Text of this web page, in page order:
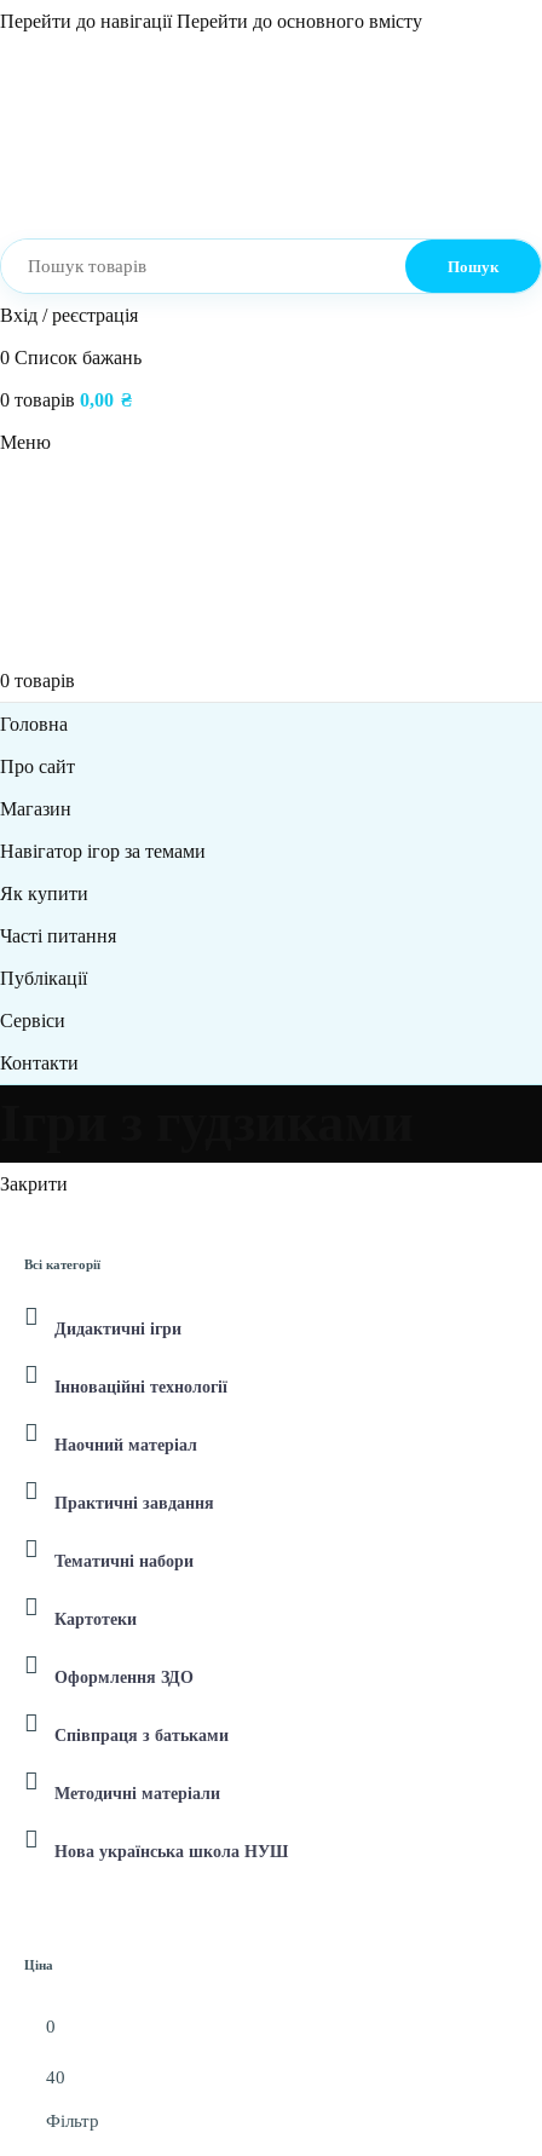
Перейти до навігаціїПерейти до основного вмісту
Пошук
Вхід / реєстрація
0 Список бажань
0 товарів 0,00 ₴
Меню
0 товарів
Головна
Про сайт
Магазин
Навігатор ігор за темами
Як купити
Часті питання
Публікації
Сервіси
Контакти
Закрити
Всі категорії
Дидактичні ігри
Інноваційні технології
Наочний матеріал
Практичні завдання
Тематичні набори
Картотеки
Оформлення ЗДО
Співпраця з батьками
Методичні матеріали
Нова українська школа НУШ
Ціна
Фільтр